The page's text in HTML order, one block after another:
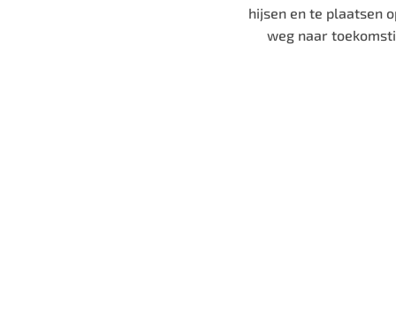
hijsen en te plaatsen
weg naar